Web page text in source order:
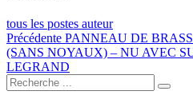
tous les postes auteur
Navigation
de
l’article
Précédente Post
précédent:
PANNEAU DE
(SANS NOYAUX) – NU AVEC
LEGRAND